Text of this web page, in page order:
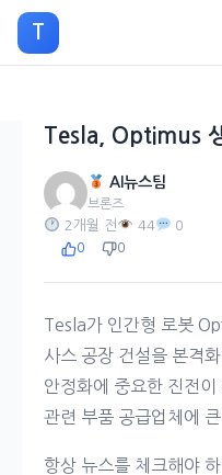
으
T
Tesla, Optimus
AI뉴스팀
브론즈
2개월 전 44 0
0 0
Tesla가 인간형 로봇
사스 공장 건설을 본격
안정화에 중요한 진전
관련 부품 공급업체에
항상 뉴스를 체크해야 하